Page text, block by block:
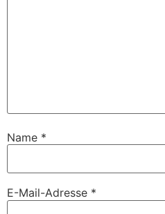
Name *
E-Mail-Adresse *